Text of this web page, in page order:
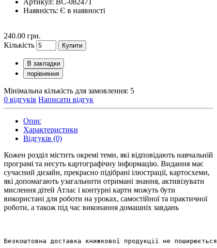
Наявність: Є в наявності
240.00 грн.
Кількість
Купити
В закладки
порівняння
Мінімальна кількість для замовлення: 5
0 відгуків Написати відгук
Опис
Характеристики
Відгуків (0)
Кожен розділ містить окремі теми, які відповідають навчальній
програмі та несуть картографічну інформацію. Видання має
сучасний дизайн, прекрасно підібрані ілюстрації, картосхеми,
які допомагають узагальнити отримані знання, активізувати
мислення дітей Атлас і контурні карти можуть бути
використані для роботи на уроках, самостійної та практичної
роботи, а також під час виконання домашніх завдань
Безкоштовна доставка книжкової продукції не